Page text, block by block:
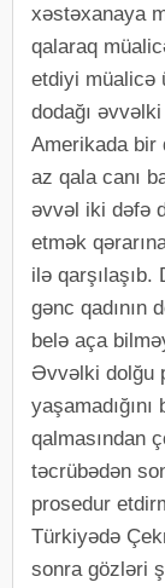
xəstəxanaya
qalaraq
etdiyi müalicə
dodağı
Amerikada bir
az qala canı
əvvəl iki dəfə
etmək
ilə
gənc qadının
belə aça
Əvvəlki dolğu
qalmasından
təcrübədən
prosedur
Türkiyədə
sonra gözləri